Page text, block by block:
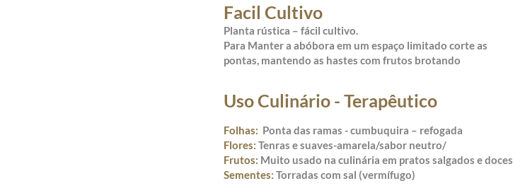
Facil Cultivo
Planta rústica – fácil cultivo.
Para Manter a abóbora em um espaço limitado corte as
pontas, mantendo as hastes com frutos brotando
Uso Culinário - Terapêutico
Folhas: Ponta das ramas - cumbuquira – refogada
Flores: Tenras e suaves-amarela/sabor neutro/
Frutos: Muito usado na culinária em pratos salgados e doces
Sementes: Torradas com sal (vermífugo)